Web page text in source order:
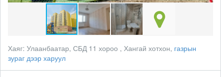
Хаяг: Улаанбаатар, СБД 11 хороо , Хангай хотхон, газрын
зураг дээр харуул